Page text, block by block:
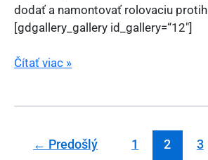
dodať a namontovať rolovaciu
[gdgallery_gallery id_gallery=“12″]
Strešné
Čítať viac »
← Predošlý 1 2 3